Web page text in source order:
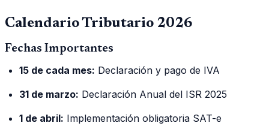
Calendario Tributario 2026
Fechas Importantes
15 de cada mes: Declaración y pago de IVA
31 de marzo: Declaración Anual del ISR 2025
1 de abril: Implementación obligatoria SAT-e